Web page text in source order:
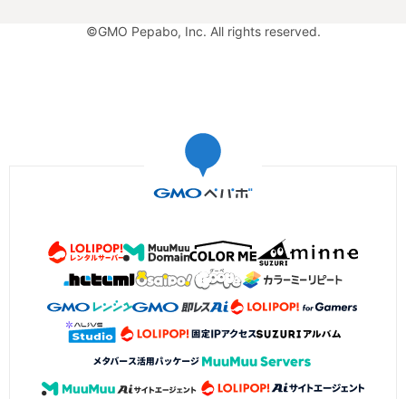
©GMO Pepabo, Inc. All rights reserved.